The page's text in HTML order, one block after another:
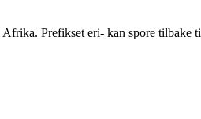
Prefikset eri- kan spore